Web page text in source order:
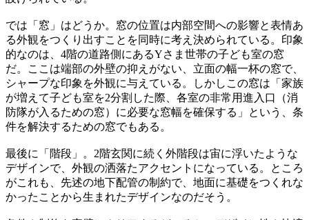
では「窓」はどうか。窓の位置は内部空間への影響と表情あ
る外観をつくり出すことを同時に考え決められている。印象
的なのは、4階の道路側にあるYさま世帯の子ども室の窓
だ。ここは端部の外壁の抑えがない、立面の幅一杯の窓で、
シャープな印象を外観に与えている。しかしこの窓は「家族
が増えて子ども室を2分割した際、各室の非常用進入口（消
防隊が入るための窓）に必要な窓幅を確保する」という、条
件を解決するための窓でもある。
最後に「階段」。2階玄関に続く外階段は宙に浮いたような
デザインで、外観の洒落たアクセントになっている。ところ
がこれも、先述の地下配管の制約で、地面に基礎をつくれな
かったことから生まれたデザインなのだそう。